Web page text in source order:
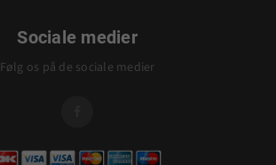
Sociale medier
Følg os på de sociale medier